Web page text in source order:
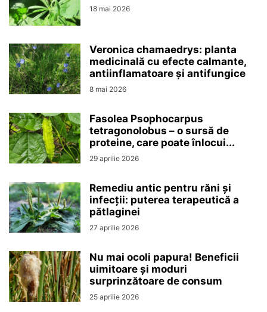
18 mai 2026
Veronica chamaedrys: planta
medicinală cu efecte calmante,
antiinflamatoare și antifungice
8 mai 2026
Fasolea Psophocarpus
tetragonolobus – o sursă de
proteine, care poate înlocui...
29 aprilie 2026
Remediu antic pentru răni și
infecții: puterea terapeutică a
pătlaginei
27 aprilie 2026
Nu mai ocoli papura! Beneficii
uimitoare și moduri
surprinzătoare de consum
25 aprilie 2026